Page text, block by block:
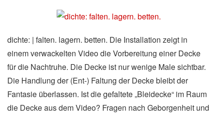
dichte: | falten. lagern. betten. Die Installation zeigt in
einem verwackelten Video die Vorbereitung einer Decke
für die Nachtruhe. Die Decke ist nur wenige Male sichtbar.
Die Handlung der (Ent-) Faltung der Decke bleibt der
Fantasie überlassen. Ist die gefaltete „Bleidecke“ im Raum
die Decke aus dem Video? Fragen nach Geborgenheit und